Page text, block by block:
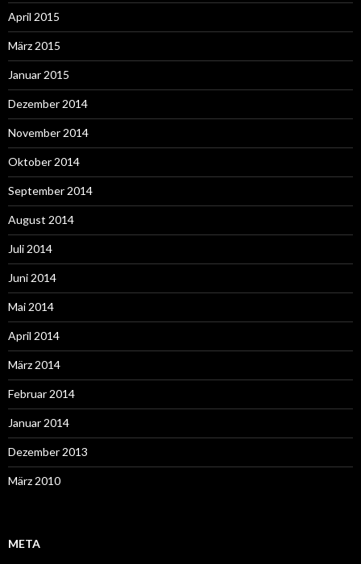
April 2015
März 2015
Januar 2015
Dezember 2014
November 2014
Oktober 2014
September 2014
August 2014
Juli 2014
Juni 2014
Mai 2014
April 2014
März 2014
Februar 2014
Januar 2014
Dezember 2013
März 2010
META